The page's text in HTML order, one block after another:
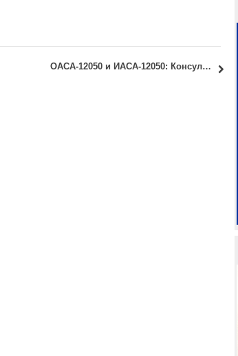
ОАСА-12050 и ИАСА-12050: Консултације код доц. Драгана Марчетића